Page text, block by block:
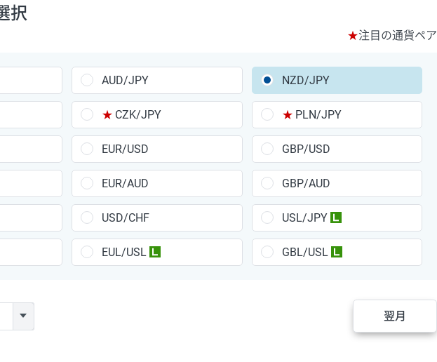
円
円
円
円
円
円
円
円
択
★注目の通貨ペア
AUD/JPY NZD/JPY
★ CZK/JPY ★ PLN/JPY
EUR/USD GBP/USD
EUR/AUD GBP/AUD
USD/CHF USL/JPY
EUL/USL GBL/USL
翌月